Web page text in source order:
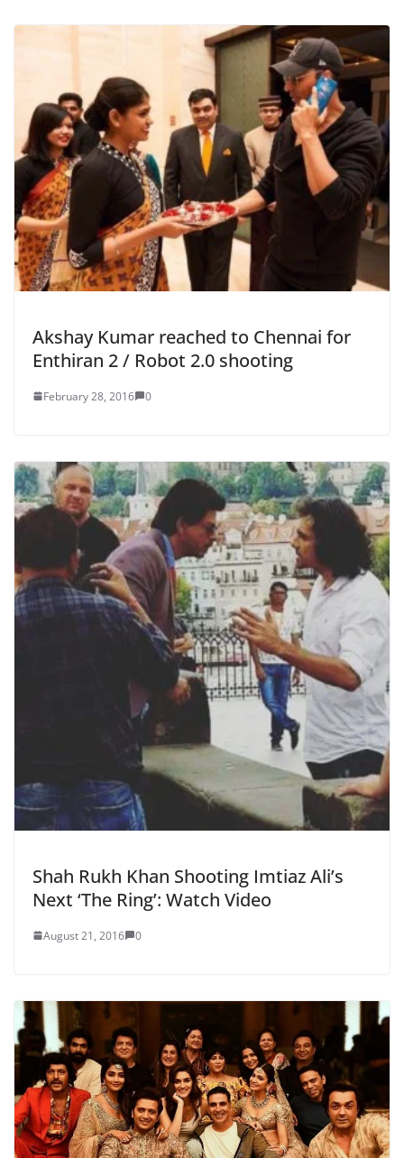
Akshay Kumar reached to Chennai for
Enthiran 2 / Robot 2.0 shooting
February 28, 2016 0
Shah Rukh Khan Shooting Imtiaz Ali’s
Next ‘The Ring’: Watch Video
August 21, 2016 0